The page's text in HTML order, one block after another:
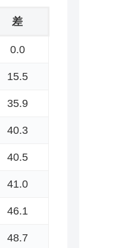
差
0.0
15.5
35.9
40.3
40.5
41.0
46.1
48.7